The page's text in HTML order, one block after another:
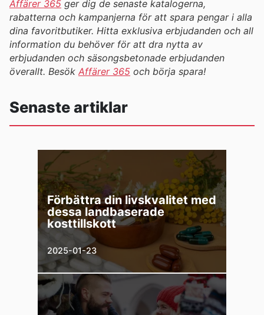
Affärer 365 ger dig de senaste katalogerna,
rabatterna och kampanjerna för att spara pengar i alla
dina favoritbutiker. Hitta exklusiva erbjudanden och all
information du behöver för att dra nytta av
erbjudanden och säsongsbetonade erbjudanden
överallt. Besök Affärer 365 och börja spara!
Senaste artiklar
Förbättra din livskvalitet med
dessa landbaserade
kosttillskott
2025-01-23